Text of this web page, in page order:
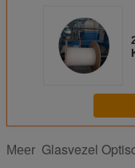
Meer Glasvezel